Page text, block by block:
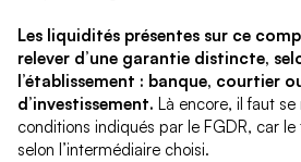
Les liquidités présentes sur ce
relever d’une garantie distincte,
l’établissement : banque, courtier
d’investissement. Là encore, il faut
conditions indiqués par le FGDR, car
selon l’intermédiaire choisi.